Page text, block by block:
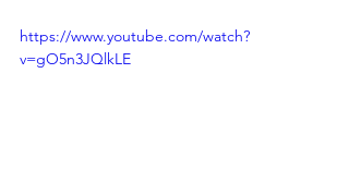
https://www.youtube.com/watch?
v=gO5n3JQlkLE